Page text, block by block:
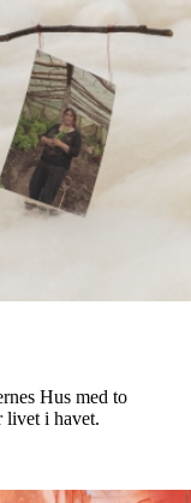
Hus med to
livet i havet.